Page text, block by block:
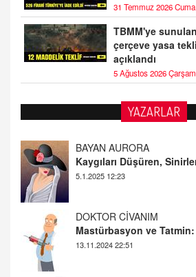
31 Temmuz 2026 Cuma
TBMM'ye
çerçeve yasa
açıklandı
5 Ağustos 2026
YAZARLAR
DOKTOR CİVANIM
Mastürbasyon ve
13.11.2024 22:51
ALİ EFENDİ
Adana At Yarışı
Cumartesi